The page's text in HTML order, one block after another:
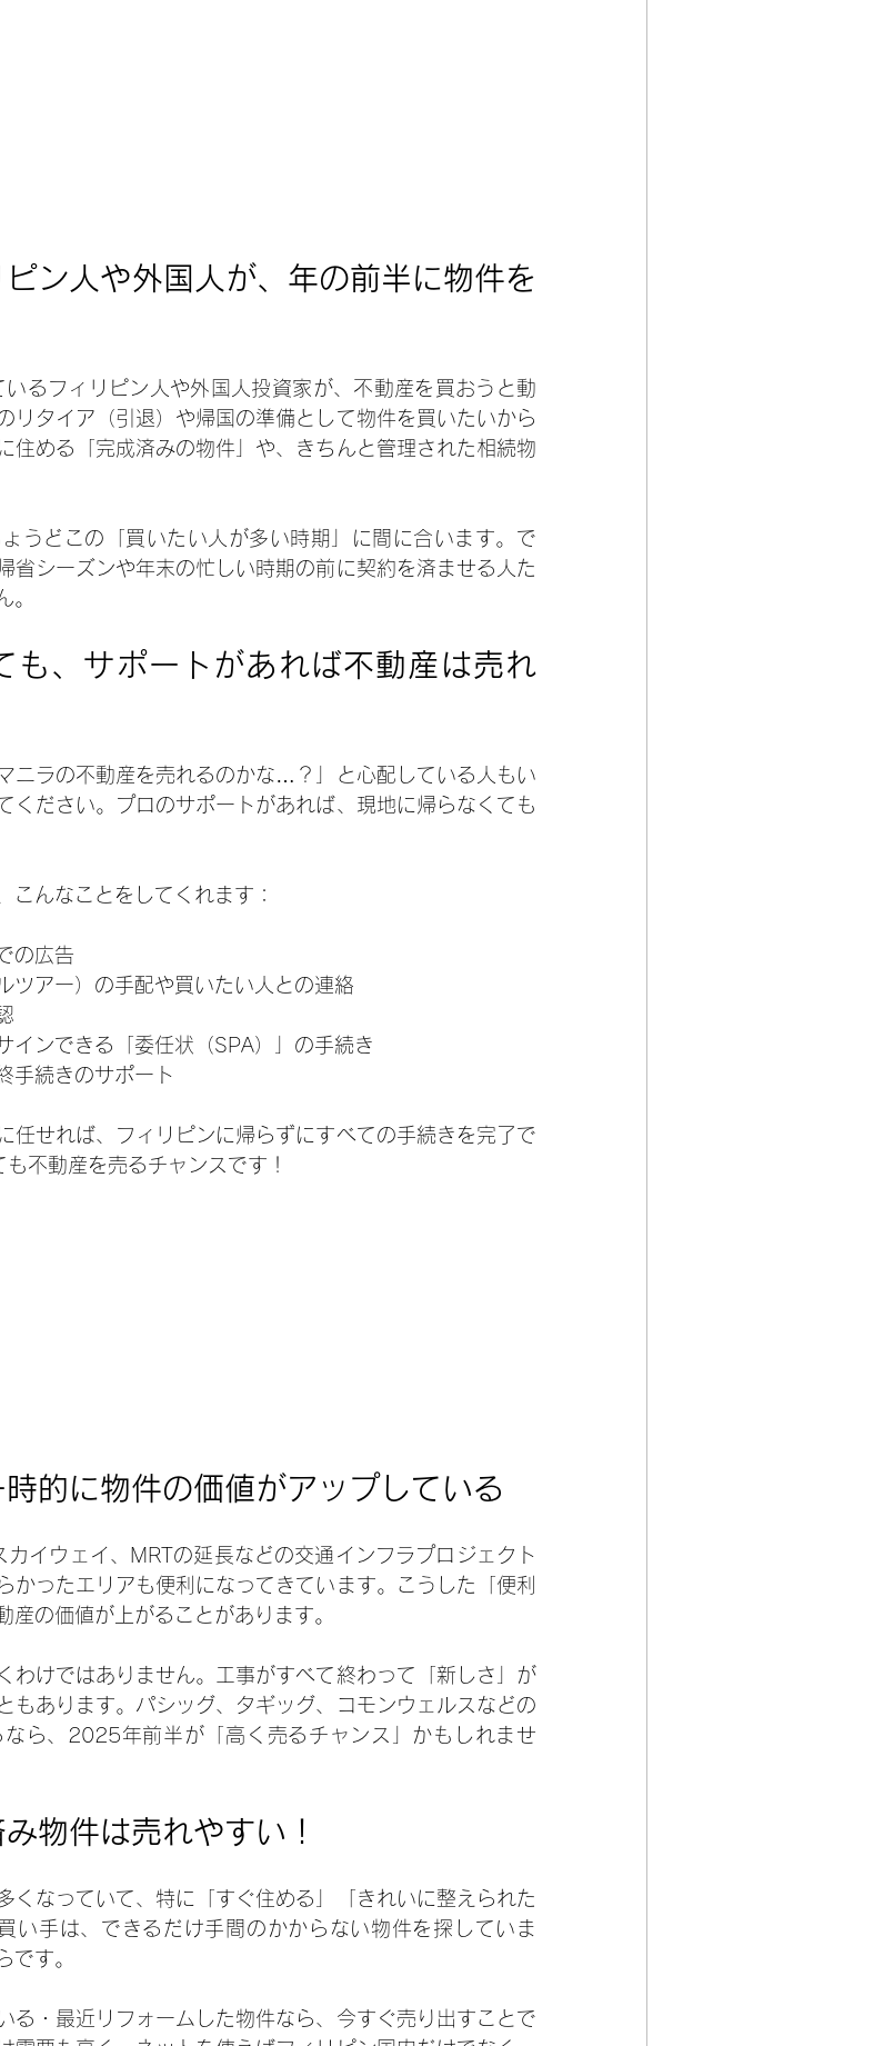
ン人や外国人が、年の前半に物件を
るフィリピン人や外国人投資家が、不動産を買おうと動
リタイア（引退）や帰国の準備として物件を買いたいから
住める「完成済みの物件」や、きちんと管理された相続物
うどこの「買いたい人が多い時期」に間に合います。で
省シーズンや年末の忙しい時期の前に契約を済ませる人た
。
も、サポートがあれば不動産は売れ
ニラの不動産を売れるのかな…？」と心配している人もい
ください。プロのサポートがあれば、現地に帰らなくても
こんなことをしてくれます：
の広告
ツアー）の手配や買いたい人との連絡
インできる「委任状（SPA）」の手続き
手続きのサポート
任せれば、フィリピンに帰らずにすべての手続きを完了で
不動産を売るチャンスです！
的に物件の価値がアップしている
イウェイ、MRTの延長などの交通インフラプロジェクト
かったエリアも便利になってきています。こうした「便利
産の価値が上がることがあります。
わけではありません。工事がすべて終わって「新しさ」が
もあります。パシッグ、タギッグ、コモンウェルスなどの
なら、2025年前半が「高く売るチャンス」かもしれませ
物件は売れやすい！
くなっていて、特に「すぐ住める」「きれいに整えられた
い手は、できるだけ手間のかからない物件を探していま
です。
る・最近リフォームした物件なら、今すぐ売り出すことで